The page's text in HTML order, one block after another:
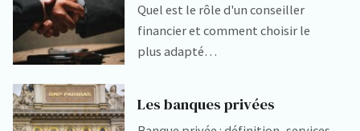
Quel est le rôle d'un conseiller
financier et comment choisir le
plus adapté…
Les banques privées